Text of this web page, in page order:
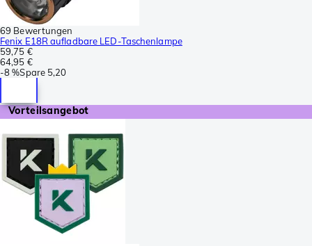
69 Bewertungen
Fenix E18R aufladbare LED-Taschenlampe
59,75 €
64,95 €
-8 %Spare 5,20
Vorteilsangebot